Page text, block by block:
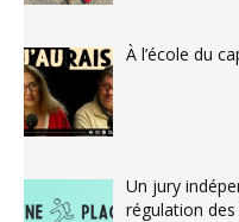
À l’école du
Un jury
régulation